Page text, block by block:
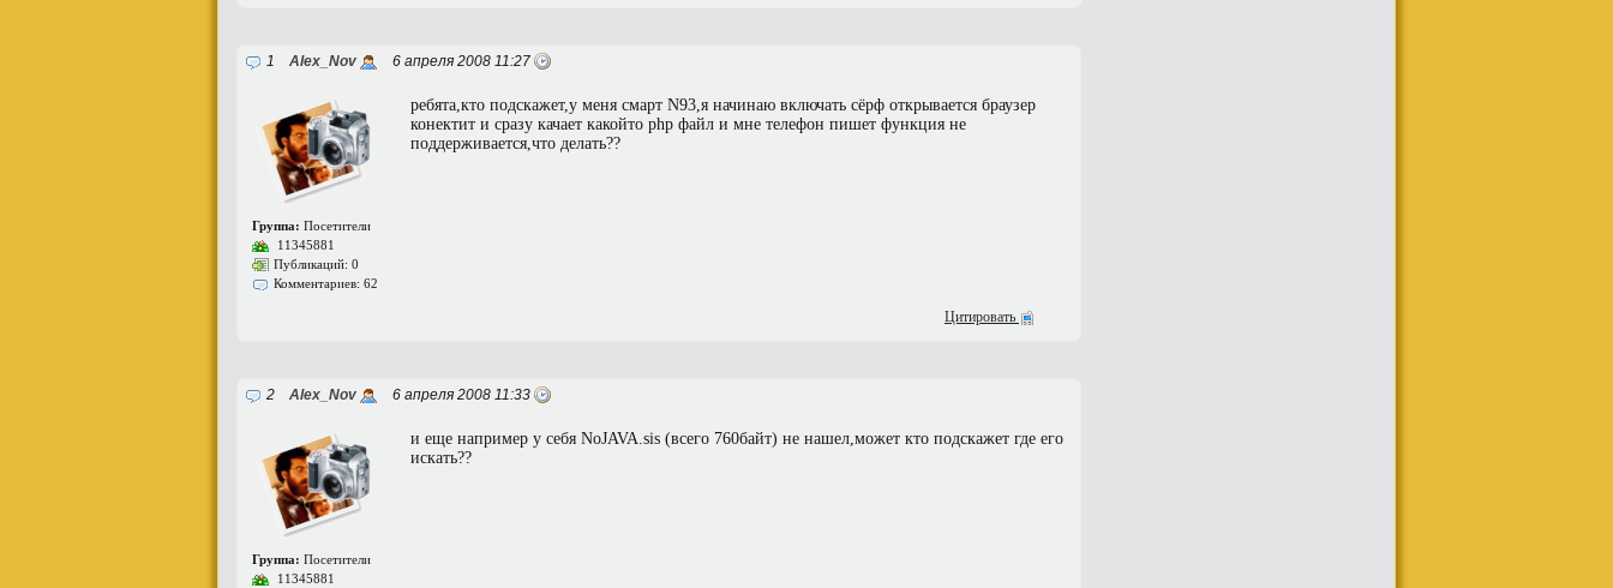
1 Alex_Nov 6 апреля 2008 11:27
Группа: Посетители
11345881
Публикаций: 0
Комментариев: 62
ребята,кто подскажет,у меня смарт N93,я начинаю включать сёрф открывается браузер
конектит и сразу качает какойто php файл и мне телефон пишет функция не
поддерживается,что делать??
Цитировать
2 Alex_Nov 6 апреля 2008 11:33
Группа: Посетители
11345881
и еще например у себя NoJAVA.sis (вceгo 760бaйт) не нашел,может кто подскажет где его
искать??